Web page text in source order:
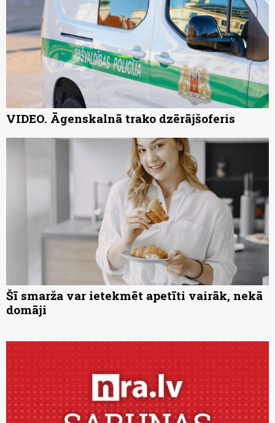
VIDEO. Āgenskalnā trako dzērājšoferis
Šī smarža var ietekmēt apetīti vairāk, nekā
domāji